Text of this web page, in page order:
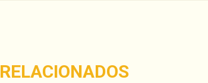
RELACIONADOS